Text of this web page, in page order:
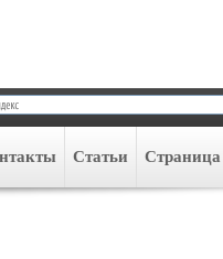
Статьи Cтраница